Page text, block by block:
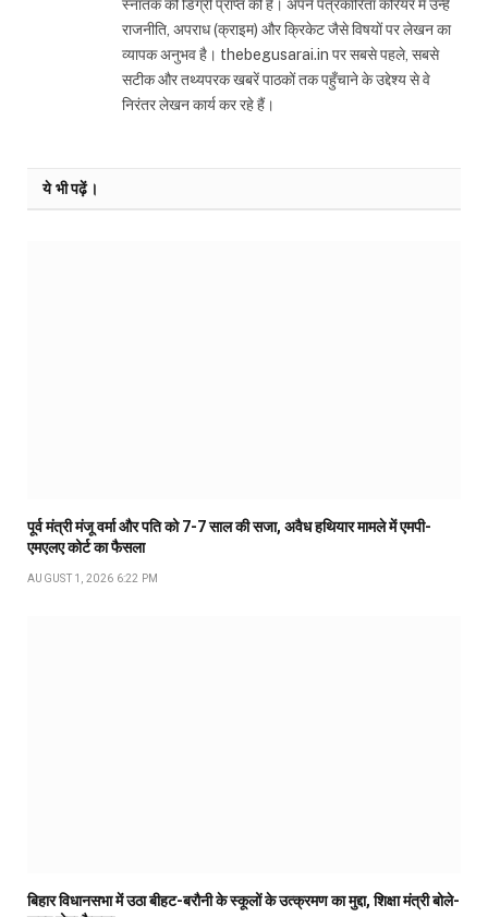
स्नातक की डिग्री प्राप्त की है। अपने पत्रकारिता करियर में उन्हें
राजनीति, अपराध (क्राइम) और क्रिकेट जैसे विषयों पर लेखन का
व्यापक अनुभव है। thebegusarai.in पर सबसे पहले, सबसे
सटीक और तथ्यपरक खबरें पाठकों तक पहुँचाने के उद्देश्य से वे
निरंतर लेखन कार्य कर रहे हैं।
ये भी पढ़ें।
पूर्व मंत्री मंजू वर्मा और पति को 7-7 साल की सजा, अवैध हथियार मामले में एमपी-
एमएलए कोर्ट का फैसला
AUGUST 1, 2026 6:22 PM
बिहार विधानसभा में उठा बीहट-बरौनी के स्कूलों के उत्क्रमण का मुद्दा, शिक्षा मंत्री बोले-